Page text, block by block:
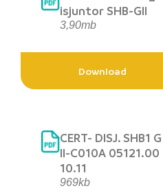
isjuntor SHB-GII
3,90mb
Download
CERT- DISJ. SHB1 G
II-C010A 05121.00
10.11
969kb